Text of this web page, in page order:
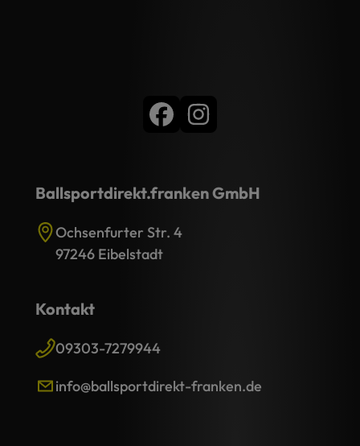
Ballsportdirekt.franken GmbH
Ochsenfurter Str. 4
97246 Eibelstadt
Kontakt
09303-7279944
info@ballsportdirekt-franken.de